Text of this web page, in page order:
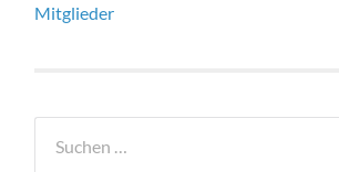
Mitglieder
nach: